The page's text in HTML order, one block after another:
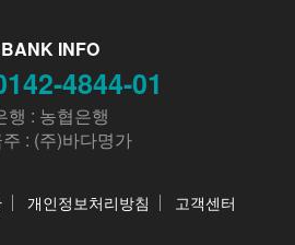
BANK INFO
4844-01
행 : 농협은행
: (주)바다명가
개인정보처리방침 고객센터